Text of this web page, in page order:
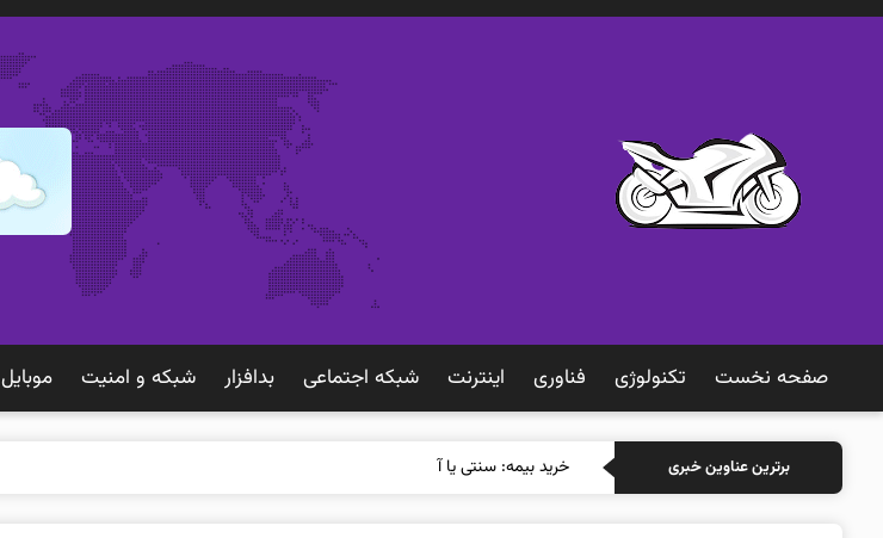
صفحه نخست تکنولوژی فناوری اينترنت شبكه اجتماعی بدافزار شبكه و امنيت موبايل
برترین عناوین خبری خرید بیمه: سنتی یا آنلاین؟ کدامیک